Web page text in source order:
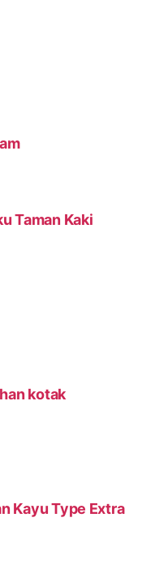
Taman Kaki
kotak
Kayu Type Extra